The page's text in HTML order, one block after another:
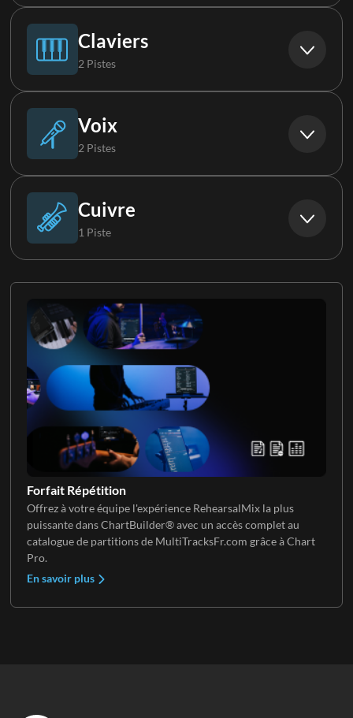
FX
Guitare électrique (Groupe)
Claviers
2 Pistes
Clavier 1
Clavier 2
Voix
2 Pistes
Choristes
Cuivre
1 Piste
Forfait Répétition
Offrez à votre équipe l'expérience RehearsalMix la plus
puissante dans ChartBuilder® avec un accès complet au
catalogue de partitions de MultiTracksFr.com grâce à Chart
Pro.
En savoir plus